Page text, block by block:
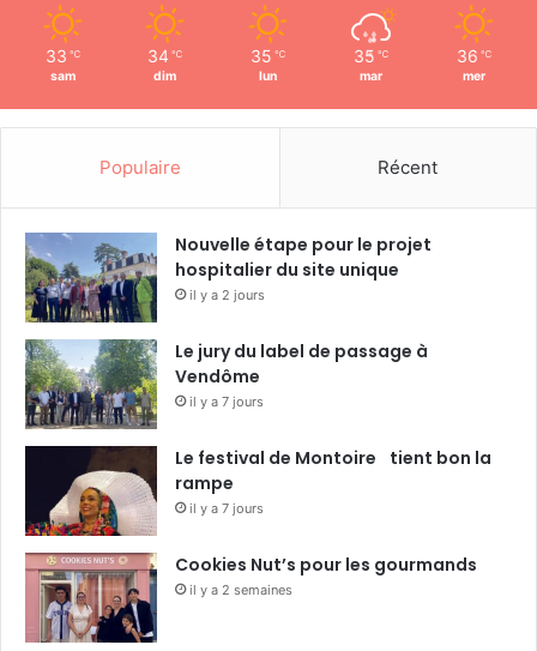
33 ℃
sam
34 ℃
dim
35 ℃
lun
35 ℃
mar
36 ℃
mer
Populaire Récent
Nouvelle étape pour le projet
hospitalier du site unique
il y a 2 jours
Le jury du label de passage à
Vendôme
il y a 7 jours
Le festival de Montoire tient bon la
rampe
il y a 7 jours
Cookies Nut’s pour les gourmands
il y a 2 semaines